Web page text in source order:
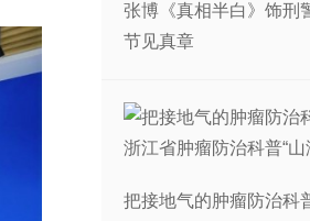
张博《真相半白》饰刑
节见真章
把接地气的肿瘤防治科